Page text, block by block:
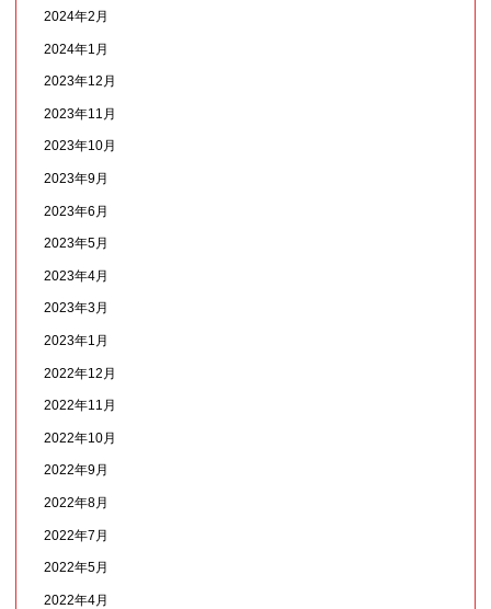
2024年2月
2024年1月
2023年12月
2023年11月
2023年10月
2023年9月
2023年6月
2023年5月
2023年4月
2023年3月
2023年1月
2022年12月
2022年11月
2022年10月
2022年9月
2022年8月
2022年7月
2022年5月
2022年4月